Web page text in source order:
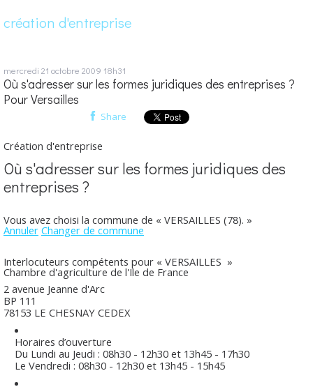
création d'entreprise
mercredi 21 octobre 2009 18h31
Où s'adresser sur les formes juridiques des entreprises ?
Pour Versailles
Share
Création d'entreprise
Où s'adresser sur les formes juridiques des
entreprises ?
Vous avez choisi la commune de « VERSAILLES (78). »
Annuler Changer de commune
Interlocuteurs compétents pour « VERSAILLES »
Chambre d'agriculture de l'Ile de France
2 avenue Jeanne d'Arc
BP 111
78153 LE CHESNAY CEDEX
Horaires d’ouverture
Du Lundi au Jeudi : 08h30 - 12h30 et 13h45 - 17h30
Le Vendredi : 08h30 - 12h30 et 13h45 - 15h45